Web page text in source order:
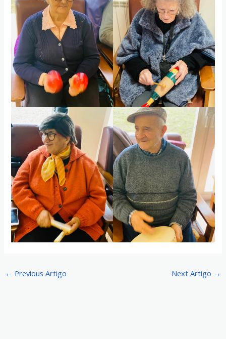
← Previous Artigo Next Artigo →